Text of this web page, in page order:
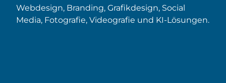
Webdesign, Branding, Grafikdesign, Social
Media, Fotografie, Videografie und KI-Lösungen.